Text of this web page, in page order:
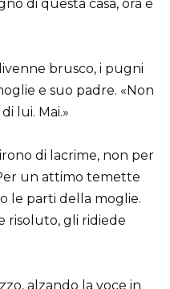
di questa casa, ora è
brusco, i pugni
e suo padre. «Non
lui. Mai.»
di lacrime, non per
un attimo temette
le parti della moglie.
risoluto, gli ridiede
alzando la voce in